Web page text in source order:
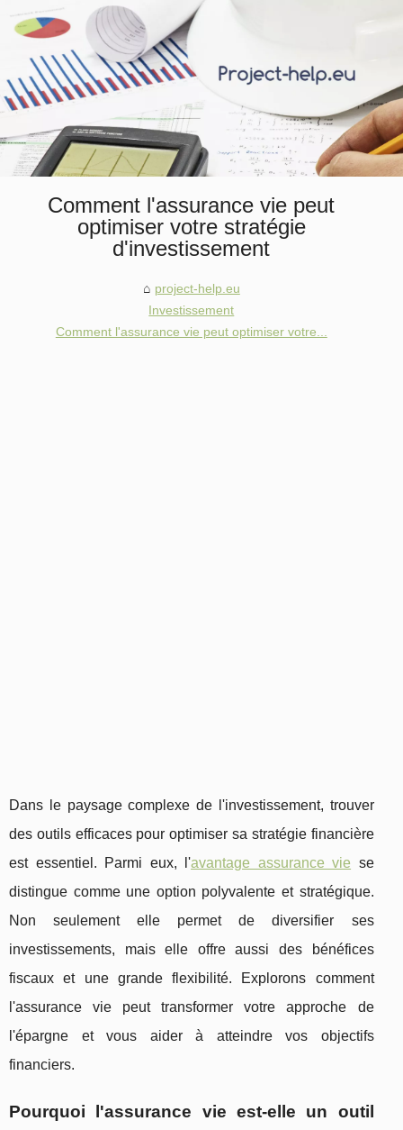
Comment l'assurance vie peut
optimiser votre stratégie
d'investissement
project-help.eu
Investissement
Comment l'assurance vie peut optimiser votre...
Dans le paysage complexe de l'investissement, trouver
des outils efficaces pour optimiser sa stratégie financière
est essentiel. Parmi eux, l'avantage assurance vie se
distingue comme une option polyvalente et stratégique.
Non seulement elle permet de diversifier ses
investissements, mais elle offre aussi des bénéfices
fiscaux et une grande flexibilité. Explorons comment
l'assurance vie peut transformer votre approche de
l'épargne et vous aider à atteindre vos objectifs
financiers.
Pourquoi l'assurance vie est-elle un outil